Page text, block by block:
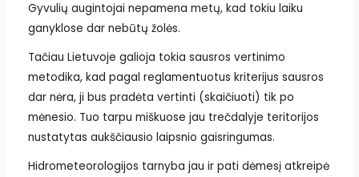
Gyvulių augintojai nepamena metų, kad tokiu laiku
ganyklose dar nebūtų žolės.
Tačiau Lietuvoje galioja tokia sausros vertinimo
metodika, kad pagal reglamentuotus kriterijus sausros
dar nėra, ji bus pradėta vertinti (skaičiuoti) tik po
mėnesio. Tuo tarpu miškuose jau trečdalyje teritorijos
nustatytas aukščiausio laipsnio gaisringumas.
Hidrometeorologijos tarnyba jau ir pati dėmesį atkreipė